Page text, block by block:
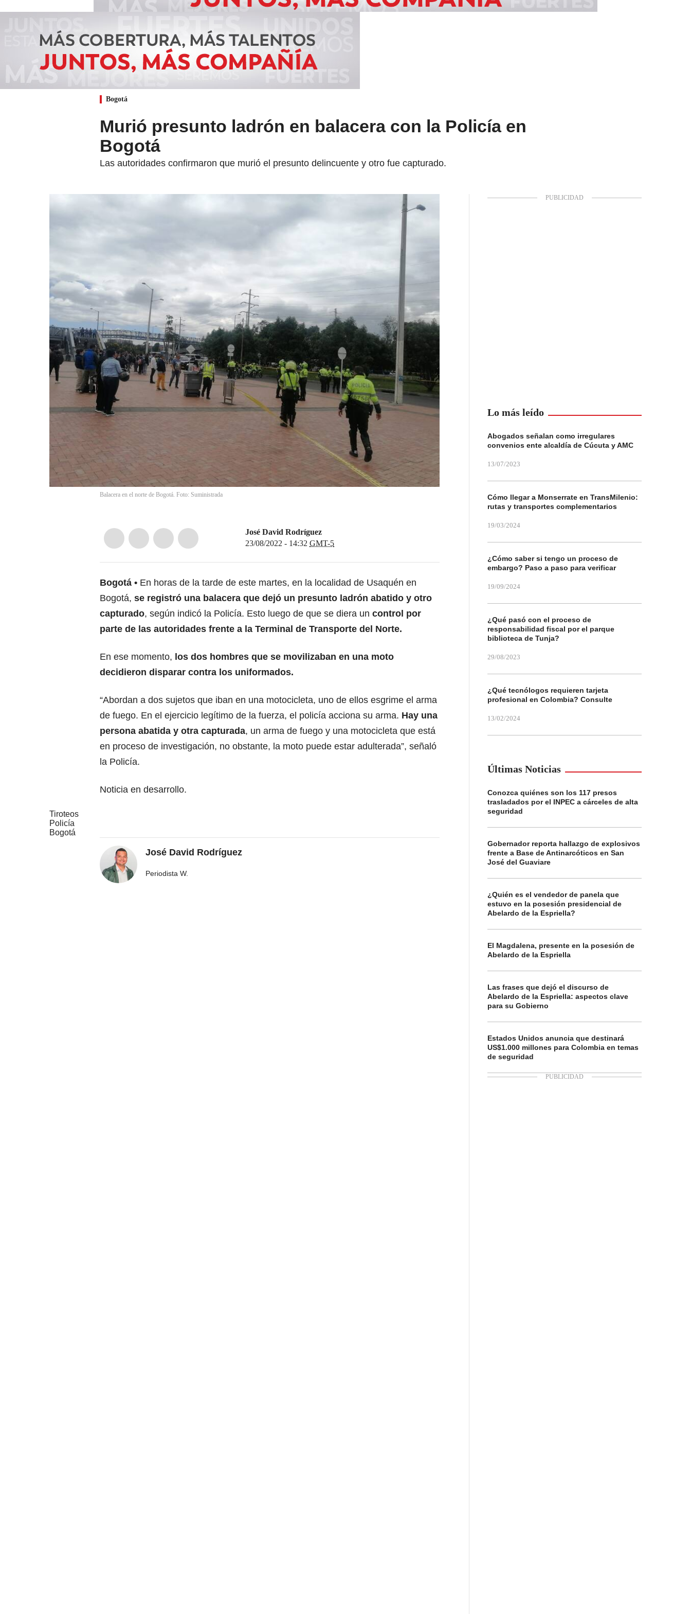
Bogotá
Murió presunto ladrón en balacera con la Policía en
Bogotá
Las autoridades confirmaron que murió el presunto delincuente y otro fue capturado.
Balacera en el norte de Bogotá. Foto: Suministrada
José David Rodríguez
23/08/2022 - 14:32 GMT-5
Bogotá
En horas de la tarde de este martes, en la localidad de Usaquén en
Bogotá, se registró una balacera que dejó un presunto ladrón abatido y otro
capturado, según indicó la Policía. Esto luego de que se diera un control por
parte de las autoridades frente a la Terminal de Transporte del Norte.
En ese momento, los dos hombres que se movilizaban en una moto
decidieron disparar contra los uniformados.
“Abordan a dos sujetos que iban en una motocicleta, uno de ellos esgrime el arma
de fuego. En el ejercicio legítimo de la fuerza, el policía acciona su arma. Hay una
persona abatida y otra capturada, un arma de fuego y una motocicleta que está
en proceso de investigación, no obstante, la moto puede estar adulterada”, señaló
la Policía.
Noticia en desarrollo.
Tiroteos
Policía
Bogotá
José David Rodríguez
Periodista W.
Lo más leído
Abogados señalan como irregulares
convenios ente alcaldía de Cúcuta y AMC
13/07/2023
Cómo llegar a Monserrate en TransMilenio:
rutas y transportes complementarios
19/03/2024
¿Cómo saber si tengo un proceso de
embargo? Paso a paso para verificar
19/09/2024
¿Qué pasó con el proceso de
responsabilidad fiscal por el parque
biblioteca de Tunja?
29/08/2023
¿Qué tecnólogos requieren tarjeta
profesional en Colombia? Consulte
13/02/2024
Últimas Noticias
Conozca quiénes son los 117 presos
trasladados por el INPEC a cárceles de alta
seguridad
Gobernador reporta hallazgo de explosivos
frente a Base de Antinarcóticos en San
José del Guaviare
¿Quién es el vendedor de panela que
estuvo en la posesión presidencial de
Abelardo de la Espriella?
El Magdalena, presente en la posesión de
Abelardo de la Espriella
Las frases que dejó el discurso de
Abelardo de la Espriella: aspectos clave
para su Gobierno
Estados Unidos anuncia que destinará
US$1.000 millones para Colombia en temas
de seguridad